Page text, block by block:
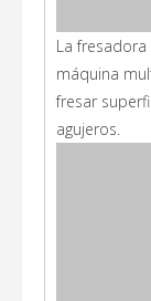
La
máquina
fresar
agujeros.